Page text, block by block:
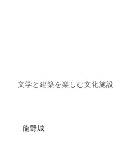
文学と建築を楽しむ文化施設
龍野城